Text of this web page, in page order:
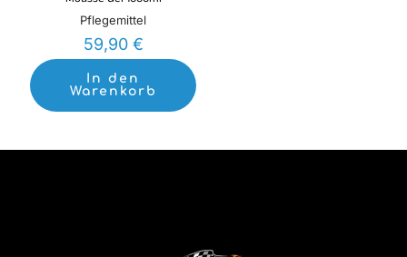
Pflegemittel
59,90 €
In den
Warenkorb